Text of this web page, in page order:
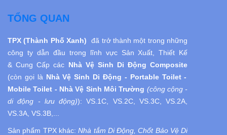
TỔNG QUAN
TPX (Thành Phố Xanh) đã trở thành một trong những
công ty dẫn đầu trong lĩnh vực Sản Xuất, Thiết Kế
& Cung Cấp các Nhà Vệ Sinh Di Động Composite
(còn gọi là Nhà Vệ Sinh Di Động - Portable Toilet -
Mobile Toilet - Nhà Vệ Sinh Môi Trường (công cộng -
di động - lưu động)): VS.1C, VS.2C, VS.3C, VS.2A,
VS.3A, VS.3B,...
Sản phẩm TPX khác:Nhà tắm Di Động, Chốt Bảo Vệ Di